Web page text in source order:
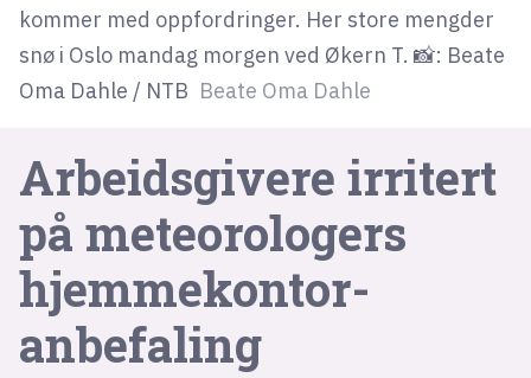
kommer med oppfordringer. Her store mengder
snø i Oslo mandag morgen ved Økern T. 📸: Beate
Oma Dahle / NTB Beate Oma Dahle
Arbeidsgivere irritert
på meteorologers
hjemmekontor-
anbefaling
hobby
mørk modus
nyhetsbrev
kode24-klubben
LinkedIn
Bluesky